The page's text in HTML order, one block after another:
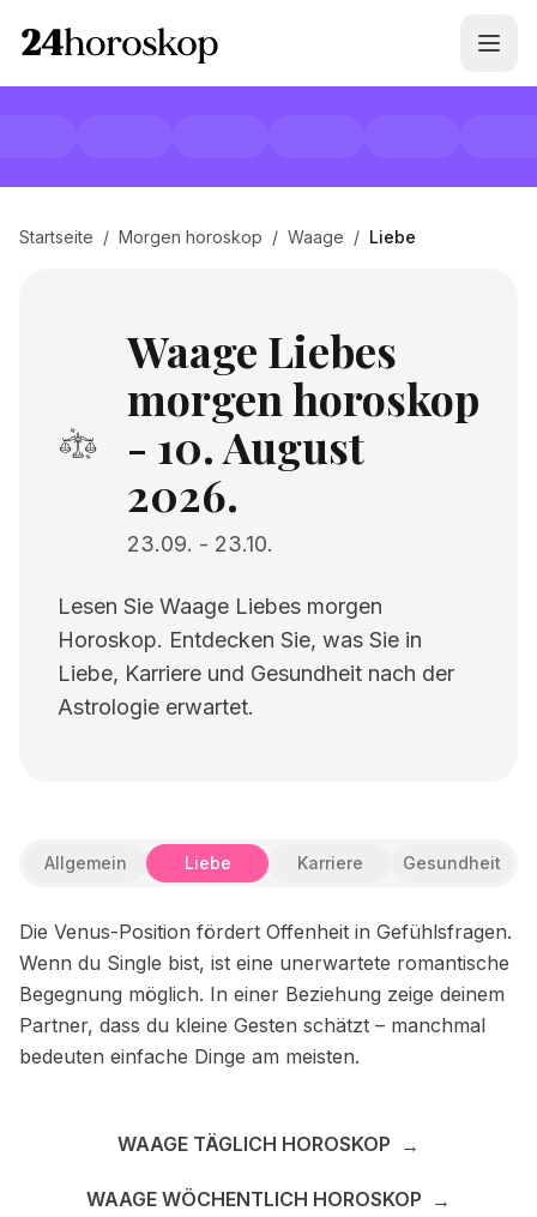
Startseite / Morgen horoskop / Waage / Liebe
Waage Liebes
morgen horoskop
- 10. August
2026.
23.09. - 23.10.
Lesen Sie Waage Liebes morgen
Horoskop. Entdecken Sie, was Sie in
Liebe, Karriere und Gesundheit nach der
Astrologie erwartet.
Allgemein Liebe Karriere Gesundheit
Die Venus-Position fördert Offenheit in Gefühlsfragen.
Wenn du Single bist, ist eine unerwartete romantische
Begegnung möglich. In einer Beziehung zeige deinem
Partner, dass du kleine Gesten schätzt – manchmal
bedeuten einfache Dinge am meisten.
WAAGE TÄGLICH HOROSKOP →
WAAGE WÖCHENTLICH HOROSKOP →